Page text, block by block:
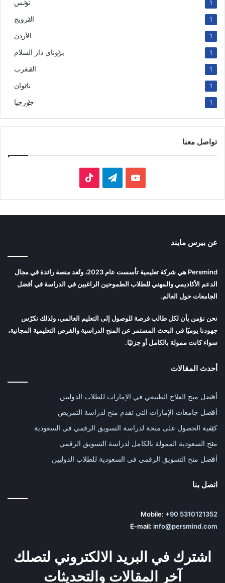
تونس 1
النرويج 1
الأردن 1
بروناي دار السلام 1
المغرب 1
تايوان 1
جورجيا 1
تواصل معنا
‫YouTubeتيلقرام
عن بيرس مايند
Persmind هي شركة تعليمية تأسست عام 2023، وتُعد منصة رائدة في مجال
الدعم الأكاديمي والمهني للطلاب الطموحين الراغبين في الدراسة في أفضل
الجامعات حول العالم.
نحن نؤمن بأن لكل طالب فرصة للوصول إلى التعليم العالمي، ولذلك نكرّس
جهودنا يوميًا في البحث المستمر عن المنح الدراسية والفرص التعليمية المجانية،
سواء كانت ممولة بالكامل أو جزئيًا.
أحدث المقالات
أفضل منح العلاج الطبيعي في الإمارات للطلاب الدوليين
أفضل جامعات الإمارات التي تقدم منح لدراسة التمريض
كيفية الحصول على منحة لدراسة التسويق الرقمي في السعودية
منح السعودية الممولة بالكامل لدراسة التسويق الرقمي
أفضل منح التسويق الرقمي في السعودية للطلاب الدوليين
اتصل بنا
Mobile: +90 5310121352
E-mail: info@persmind.com
اشترك في البريد الالكتروني لتصلك
آخر المقالات والتحديثات